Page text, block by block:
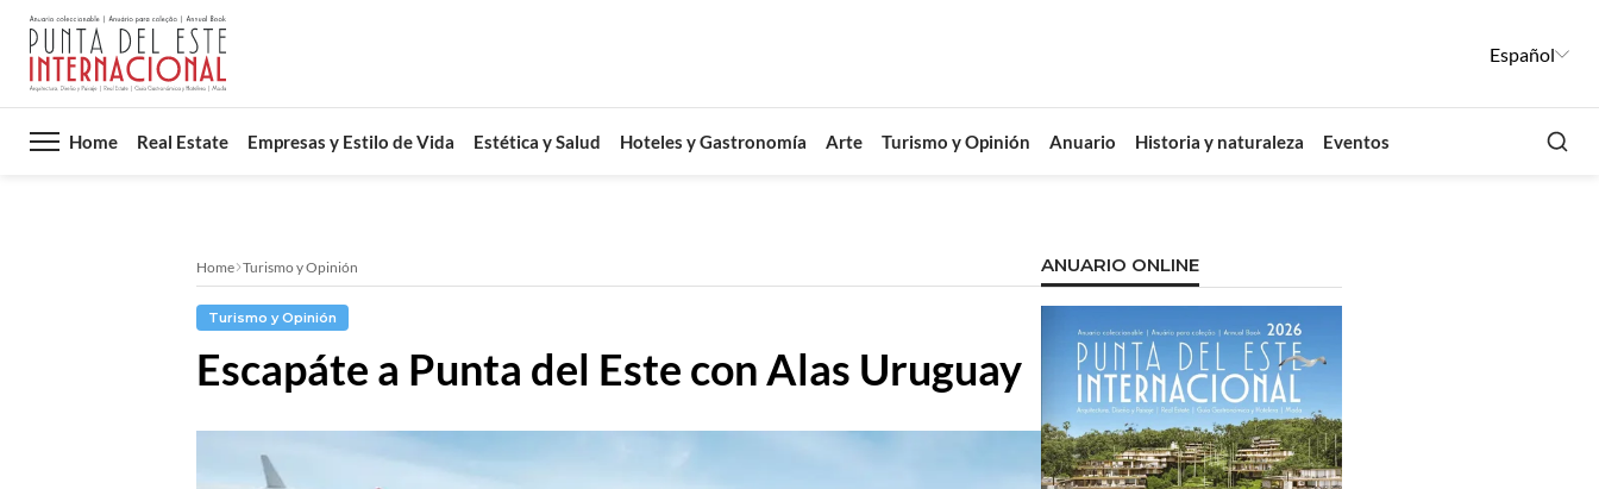
Español
Home Real Estate Empresas y Estilo de Vida Estética y Salud Hoteles y Gastronomía Arte Turismo y Opinión Anuario Historia y naturaleza Eventos Buscar
Home Turismo y Opinión
Turismo y Opinión
Escapáte a Punta del Este con Alas Uruguay
ANUARIO ONLINE